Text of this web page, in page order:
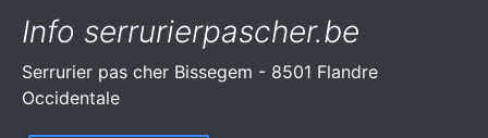
Info serrurierpascher.be
Serrurier pas cher Bissegem - 8501 Flandre
Occidentale